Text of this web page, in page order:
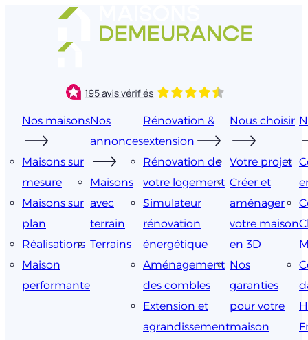
Nos maisons
Maisons sur
mesure
Maisons sur
plan
Réalisations
Maison
performante
Nos
annonces
Maisons
avec
terrain
Terrains
Rénovation &
extension
Rénovation de
votre logement
Simulateur
rénovation
énergétique
Aménagement
des combles
Extension et
agrandissement
Nous choisir
Votre projet
Créer et
aménager
votre maison
en 3D
Nos
garanties
pour votre
maison